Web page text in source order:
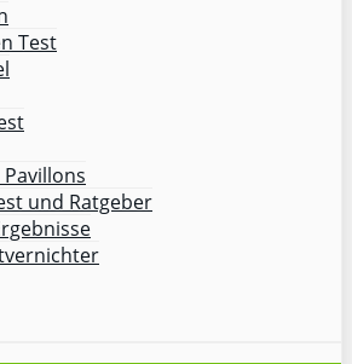
Test
und Ratgeber